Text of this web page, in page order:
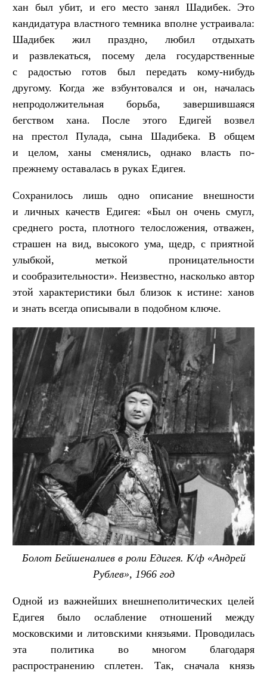
хан был убит, и его место занял Шадибек. Это
кандидатура властного темника вполне устраивала:
Шадибек жил праздно, любил отдыхать
и развлекаться, посему дела государственные
с радостью готов был передать кому-нибудь
другому. Когда же взбунтовался и он, началась
непродолжительная борьба, завершившаяся
бегством хана. После этого Едигей возвел
на престол Пулада, сына Шадибека. В общем
и целом, ханы сменялись, однако власть по-
прежнему оставалась в руках Едигея.
Сохранилось лишь одно описание внешности
и личных качеств Едигея: «Был он очень смугл,
среднего роста, плотного телосложения, отважен,
страшен на вид, высокого ума, щедр, с приятной
улыбкой, меткой проницательности
и сообразительности». Неизвестно, насколько автор
этой характеристики был близок к истине: ханов
и знать всегда описывали в подобном ключе.
Болот Бейшеналиев в роли Едигея. К/ф «Андрей
Рублев», 1966 год
Одной из важнейших внешнеполитических целей
Едигея было ослабление отношений между
московскими и литовскими князьями. Проводилась
эта политика во многом благодаря
распространению сплетен. Так, сначала князь